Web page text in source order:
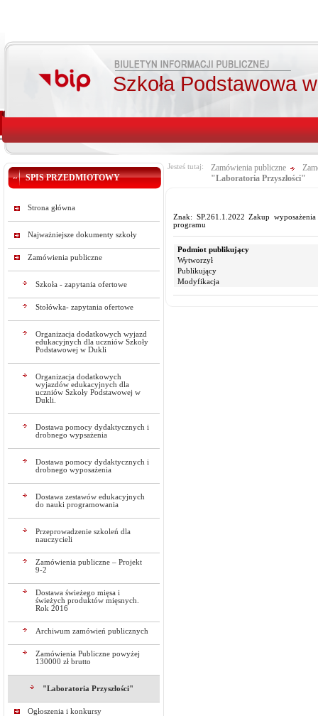
Szkoła Podstawowa
SPIS PRZEDMIOTOWY
Strona główna
Najważniejsze dokumenty szkoły
Zamówienia publiczne
Szkoła - zapytania ofertowe
Stołówka- zapytania ofertowe
Organizacja dodatkowych wyjazd
edukacyjnych dla uczniów Szkoły
Podstawowej w Dukli
Organizacja dodatkowych
wyjazdów edukacyjnych dla
uczniów Szkoły Podstawowej w
Dukli.
Dostawa pomocy dydaktycznych i
drobnego wypsażenia
Dostawa pomocy dydaktycznych i
drobnego wyposażenia
Dostawa zestawów edukacyjnych
do nauki programowania
Przeprowadzenie szkoleń dla
nauczycieli
Zamówienia publiczne – Projekt
9-2
Dostawa świeżego mięsa i
świeżych produktów mięsnych.
Rok 2016
Archiwum zamówień publicznych
Zamówienia Publiczne powyżej
130000 zł brutto
"Laboratoria Przyszłości"
Ogłoszenia i konkursy
Jesteś tutaj: Zamówienia publiczne
"Laboratoria Przyszłości"
Znak: SP.261.1.2022 Zakup
programu
Podmiot publikujący
Wytworzył
Publikujący
Modyfikacja